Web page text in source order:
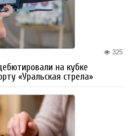
325
на кубке
«Уральская стрела»